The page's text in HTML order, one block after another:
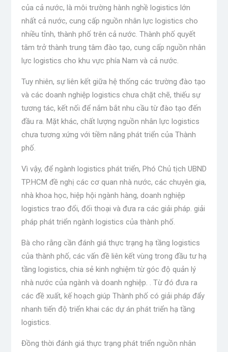
của cả nước, là môi trường hành nghề logistics lớn
nhất cả nước, cung cấp nguồn nhân lực logistics cho
nhiều tỉnh, thành phố trên cả nước. Thành phố quyết
tâm trở thành trung tâm đào tạo, cung cấp nguồn nhân
lực logistics cho khu vực phía Nam và cả nước.
Tuy nhiên, sự liên kết giữa hệ thống các trường đào tạo
và các doanh nghiệp logistics chưa chặt chẽ, thiếu sự
tương tác, kết nối để nắm bắt nhu cầu từ đào tạo đến
đầu ra. Mặt khác, chất lượng nguồn nhân lực logistics
chưa tương xứng với tiềm năng phát triển của Thành
phố.
Vì vậy, để ngành logistics phát triển, Phó Chủ tịch UBND
TP.HCM đề nghị các cơ quan nhà nước, các chuyên gia,
nhà khoa học, hiệp hội ngành hàng, doanh nghiệp
logistics trao đổi, đối thoại và đưa ra các giải pháp. giải
pháp phát triển ngành logistics của thành phố.
Bà cho rằng cần đánh giá thực trạng hạ tầng logistics
của thành phố, các vấn đề liên kết vùng trong đầu tư hạ
tầng logistics, chia sẻ kinh nghiệm từ góc độ quản lý
nhà nước của ngành và doanh nghiệp. . Từ đó đưa ra
các đề xuất, kế hoạch giúp Thành phố có giải pháp đẩy
nhanh tiến độ triển khai các dự án phát triển hạ tầng
logistics.
Đồng thời đánh giá thực trạng phát triển nguồn nhân